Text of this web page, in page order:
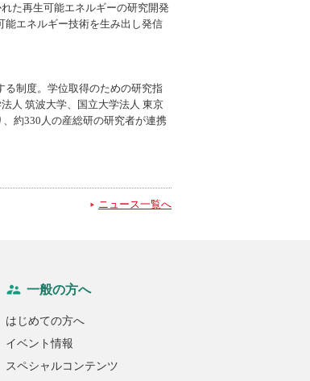
た再生可能エネルギーの研究開発
能エネルギー技術を生み出し発信
る制度。学位取得のための研究指
人 筑波大学、国立大学法人 東京
約330人の産総研の研究者が連携
ニュース一覧へ
一般の方へ
はじめての方へ
イベント情報
スペシャルコンテンツ